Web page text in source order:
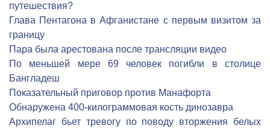
путешествия?
Глава Пентагона в Афганистане с первым визитом за
границу
Пара была арестована после трансляции видео
По меньшей мере 69 человек погибли в столице
Бангладеш
Показательный приговор против Манафорта
Обнаружена 400-килограммовая кость динозавра
Архипелаг бьет тревогу по поводу вторжения белых